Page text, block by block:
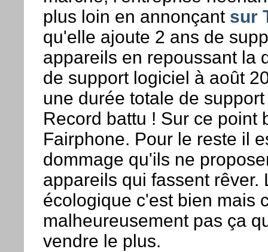
plus loin en annonçant sur
qu'elle ajoute 2 ans de
appareils en repoussant la
de support logiciel à août
une durée totale de
Record battu ! Sur ce point
Fairphone. Pour le reste il
dommage qu'ils ne
appareils qui fassent rêver.
écologique c'est bien mais
malheureusement pas ça
vendre le plus.